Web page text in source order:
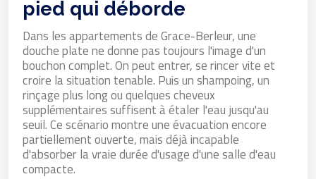
pied qui déborde
Dans les appartements de Grace-Berleur, une
douche plate ne donne pas toujours l'image d'un
bouchon complet. On peut entrer, se rincer vite et
croire la situation tenable. Puis un shampoing, un
rinçage plus long ou quelques cheveux
supplémentaires suffisent à étaler l'eau jusqu'au
seuil. Ce scénario montre une évacuation encore
partiellement ouverte, mais déjà incapable
d'absorber la vraie durée d'usage d'une salle d'eau
compacte.